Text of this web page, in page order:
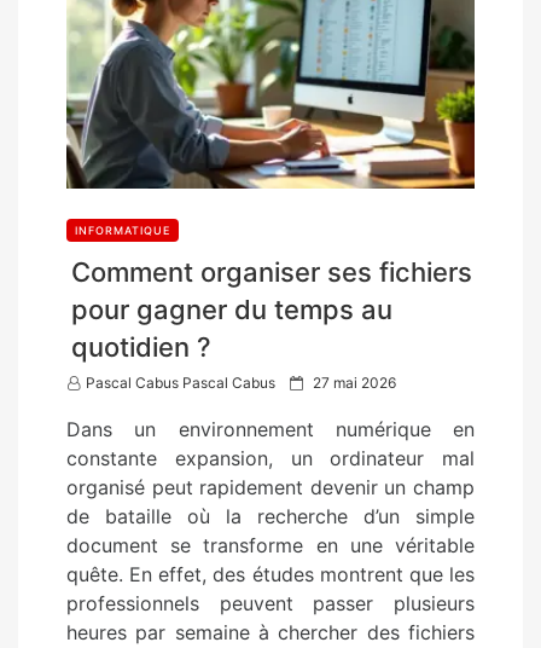
INFORMATIQUE
Comment organiser ses fichiers
pour gagner du temps au
quotidien ?
Pascal Cabus Pascal Cabus
P
s
t
d
n
27 mai 2026
Dans un environnement numérique en
constante expansion, un ordinateur mal
organisé peut rapidement devenir un champ
de bataille où la recherche d’un simple
document se transforme en une véritable
quête. En effet, des études montrent que les
professionnels peuvent passer plusieurs
heures par semaine à chercher des fichiers